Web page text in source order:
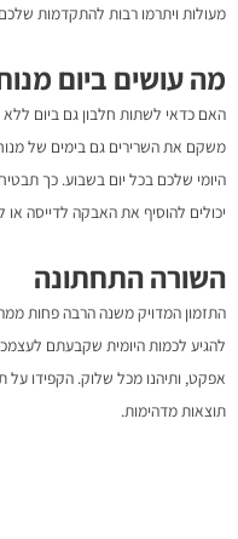
מעולות ויתרמו רבות להתקדמות
מה עושים ביום
האם כדאי לשתות חלבון גם ביום
משקם את השרירים גם בימים של
היומי שלכם בכל יום בשבוע. כך
יכולים להוסיף את האבקה לדייסה או
השורה התחתונה
התזמון המדויק משנה הרבה פחות
להגיע לכמות היומית שקבעתם
אפקט, ותיהנו מכל שלוק. הקפידו על
תוצאות מדהימות.